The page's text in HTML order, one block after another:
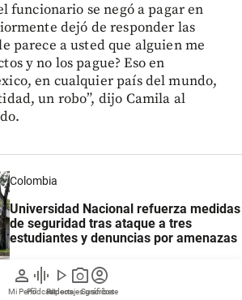
person
Mi Perfil
graphic_eq
Pódcast
play_arrow
Videos
photo_camera
Reportajes gráficos
account_circle
Suscríbete
funcionario se negó a pagar en
dejó de responder las
parece a usted que alguien me
y no los pague? Eso en
en cualquier país del mundo,
un robo”, dijo Camila al
Colombia
Universidad Nacional refuerza medidas
de seguridad tras ataque a tres
estudiantes y denuncias por amenazas